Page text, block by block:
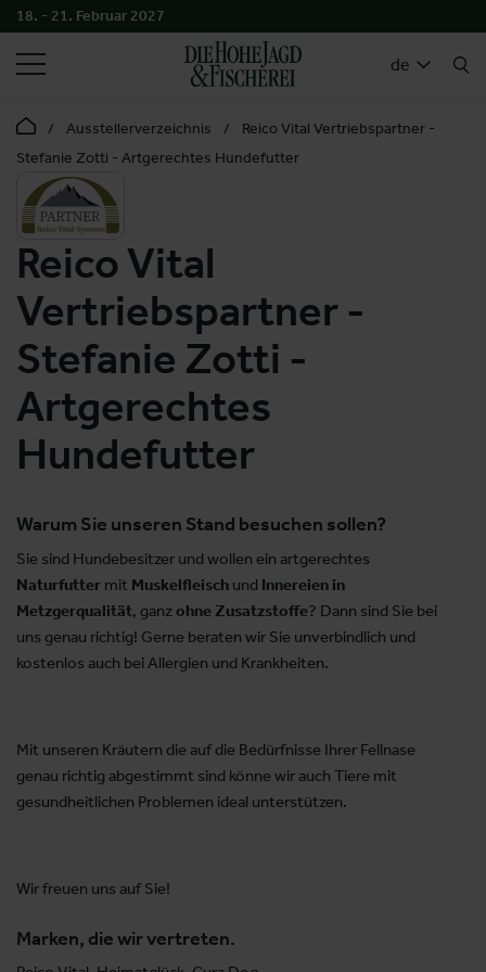
18. - 21. Februar 2027
de
SUCHEN
Ausstellerverzeichnis
Reico Vital Vertriebspartner -
Stefanie Zotti - Artgerechtes Hundefutter
Reico Vital
Vertriebspartner -
Stefanie Zotti -
Artgerechtes
Hundefutter
Warum Sie unseren Stand besuchen sollen?
Sie sind Hundebesitzer und wollen ein artgerechtes
Naturfutter mit Muskelfleisch und Innereien in
Metzgerqualität, ganzohne Zusatzstoffe? Dann sind Sie bei
uns genau richtig! Gerne beraten wir Sie unverbindlich und
kostenlos auch bei Allergien und Krankheiten.
Mit unseren Kräutern die auf die Bedürfnisse Ihrer Fellnase
genau richtig abgestimmt sind könne wir auch Tiere mit
gesundheitlichen Problemen ideal unterstützen.
Wir freuen uns auf Sie!
Marken, die wir vertreten.